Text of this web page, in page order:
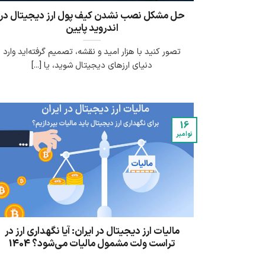
حل مشکل نصب نشدن کیف پول ارز دیجیتال در
اندروید پایین
تصور کنید با هزار امید و نقشه، تصمیم گرفته‌اید وارد
دنیای ارزهای دیجیتال شوید، یا [...]
مالیات ارز دیجیتال در ایران: آیا نگهداری ارز در
تراست ولت مشمول مالیات می‌شود؟ 1404
16
نوامبر